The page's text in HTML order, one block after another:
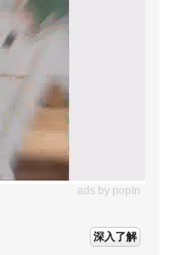
ads by popIn
深入了解